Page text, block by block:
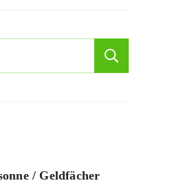
/ Geldfächer